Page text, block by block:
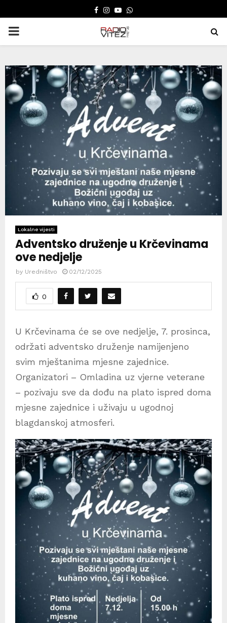
FACEBOOK
INSTAGRAM
YOUTUBE
WHATSAPP
PRIMARY
Lokalne vijesti
Adventsko druženje u Krčevinama
ove nedjelje
by Uredništvo 02/12/2025
0
U Krčevinama će se ove nedjelje, 7. prosinca,
održati adventsko druženje namijenjeno
svim mještanima mjesne zajednice.
Organizatori – Omladina uz vjerne veterane
– pozivaju sve da dođu na plato ispred doma
mjesne zajednice i uživaju u ugodnoj
blagdanskoj atmosferi.